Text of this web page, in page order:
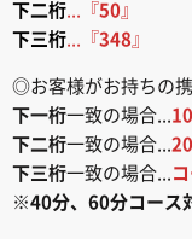
下二桁...『50 』
下三桁...『348 』
◎お客様がお持ちの
下一桁一致の場合...
下二桁一致の場合...
下三桁一致の場合...
※40分、60分コース